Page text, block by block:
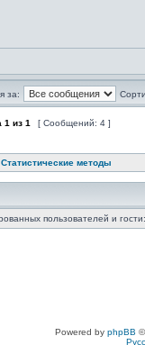
за:
1 из 1 [ Сообщений: 4 ]
Статистические методы
пользователей и
Powered by phpBB